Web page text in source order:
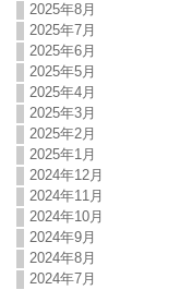
2025年8月
2025年7月
2025年6月
2025年5月
2025年4月
2025年3月
2025年2月
2025年1月
2024年12月
2024年11月
2024年10月
2024年9月
2024年8月
2024年7月